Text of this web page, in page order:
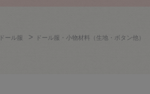
ール服 > ドール服・小物材料（生地・ボタン他）